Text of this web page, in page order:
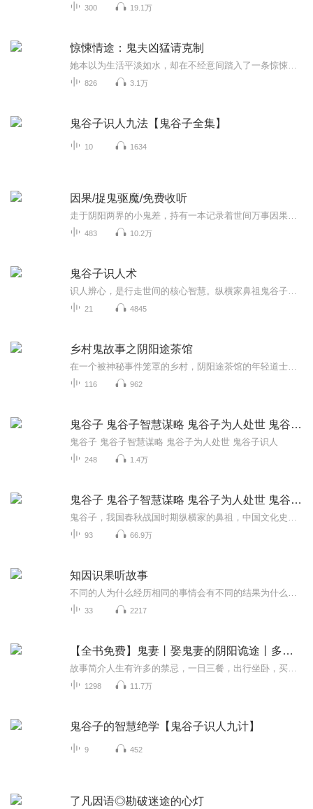
300 19.1万
惊悚情途：鬼夫凶猛请克制
826 3.1万
鬼谷子识人九法【鬼谷子全集】
10 1634
因果/捉鬼驱魔/免费收听
483 10.2万
鬼谷子识人术
21 4845
乡村鬼故事之阴阳途茶馆
116 962
鬼谷子 鬼谷子智慧谋略 鬼谷子为人处世 鬼谷子识人
鬼谷子 鬼谷子智慧谋略 鬼谷子为人处世 鬼谷子识人
248 1.4万
鬼谷子 鬼谷子智慧谋略 鬼谷子为人处世 鬼谷子识人
93 66.9万
知因识果听故事
33 2217
【全书免费】鬼妻丨娶鬼妻的阴阳诡途丨多播有声剧
1298 11.7万
鬼谷子的智慧绝学【鬼谷子识人九计】
9 452
了凡因语◎勘破迷途的心灯